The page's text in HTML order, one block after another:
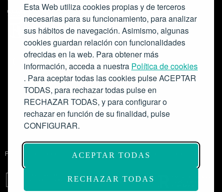
Esta Web utiliza cookies propias y de terceros
necesarias para su funcionamiento, para analizar
sus hábitos de navegación. Asimismo, algunas
cookies guardan relación con funcionalidades
ofrecidas en la web. Para obtener más
información, acceda a nuestra Política de cookies
. Para aceptar todas las cookies pulse ACEPTAR
TODAS, para rechazar todas pulse en
RECHAZAR TODAS, y para configurar o
rechazar en función de su finalidad, pulse
CONFIGURAR.
ACEPTAR TODAS
RECHAZAR TODAS
Colabora:
Proyecto de modernización de infraestructuras y digitalización del
Salón de Actos del Ateneo de Madrid como espacio escénico-musical.
Subvención: 175.000€